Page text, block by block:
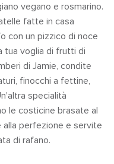
vegano e rosmarino.
fatte in casa
con un pizzico di noce
tua voglia di frutti di
di Jamie, condite
finocchi a fettine,
specialità
le costicine brasate al
alla perfezione e servite
di rafano.